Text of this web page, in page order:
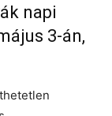
napi
3-án,